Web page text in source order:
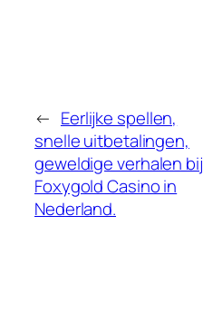
← Eerlijke spellen,
snelle uitbetalingen,
geweldige verhalen bij
Foxygold Casino in
Nederland.